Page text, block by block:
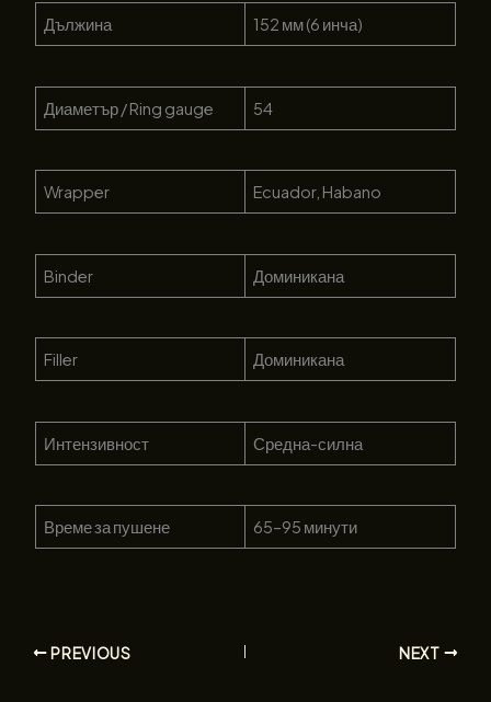
Дължина 152 мм (6 инча)
Диаметър / Ring gauge 54
Wrapper Ecuador, Habano
Binder Доминикана
Filler Доминикана
Интензивност Средна-силна
Време за пушене 65–95 минути
PREVIOUS NEXT